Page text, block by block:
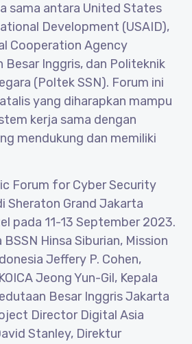
sama antara United States
Development (USAID),
Cooperation Agency
Besar Inggris, dan Politeknik
(Poltek SSN). Forum ini
yang diharapkan mampu
kerja sama dengan
mendukung dan memiliki
Forum for Cyber Security
Sheraton Grand Jakarta
pada 11-13 September 2023.
Hinsa Siburian, Mission
Jeffery P. Cohen,
Jeong Yun-Gil, Kepala
Besar Inggris Jakarta
Director Digital Asia
Stanley, Direktur